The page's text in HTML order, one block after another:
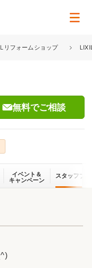
リフォームショップ
無料でご相談
イベント＆
キャンペーン
スタッフブ